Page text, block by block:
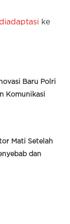
ke
Baru Polri
Komunikasi
Mati Setelah
dan